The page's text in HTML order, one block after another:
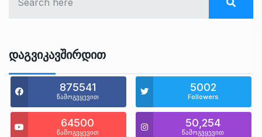
Დაგვიკავშირდით
875541
წამოგვყევით
5002
Followers
64500
წამოგვყევით
50,254
წამოგვყევით